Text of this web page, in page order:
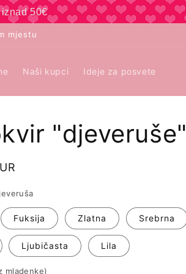
50€
mjestu
Naši kupci Ideje za posvete
"djeveruše"
Fuksija Zlatna Srebrna
Ljubičasta Lila
mladenke)